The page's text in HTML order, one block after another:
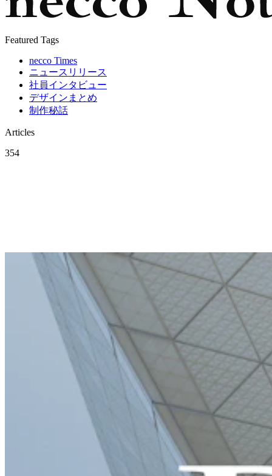
Featured Tags
necco Times
ニュースリリース
社員インタビュー
デザインまとめ
制作秘話
Articles
354